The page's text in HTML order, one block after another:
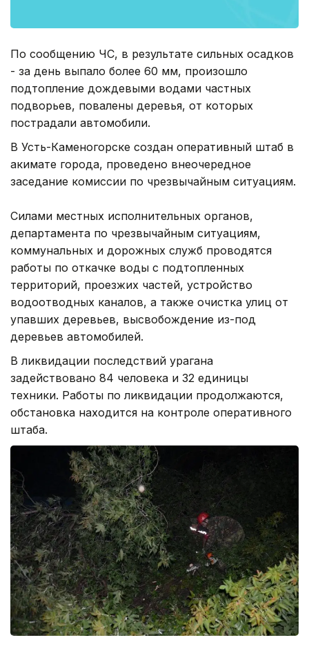
По сообщению ЧС, в результате сильных осадков
- за день выпало более 60 мм, произошло
подтопление дождевыми водами частных
подворьев, повалены деревья, от которых
пострадали автомобили.
В Усть-Каменогорске создан оперативный штаб в
акимате города, проведено внеочередное
заседание комиссии по чрезвычайным ситуациям.
Силами местных исполнительных органов,
департамента по чрезвычайным ситуациям,
коммунальных и дорожных служб проводятся
работы по откачке воды с подтопленных
территорий, проезжих частей, устройство
водоотводных каналов, а также очистка улиц от
упавших деревьев, высвобождение из-под
деревьев автомобилей.
В ликвидации последствий урагана
задействовано 84 человека и 32 единицы
техники. Работы по ликвидации продолжаются,
обстановка находится на контроле оперативного
штаба.